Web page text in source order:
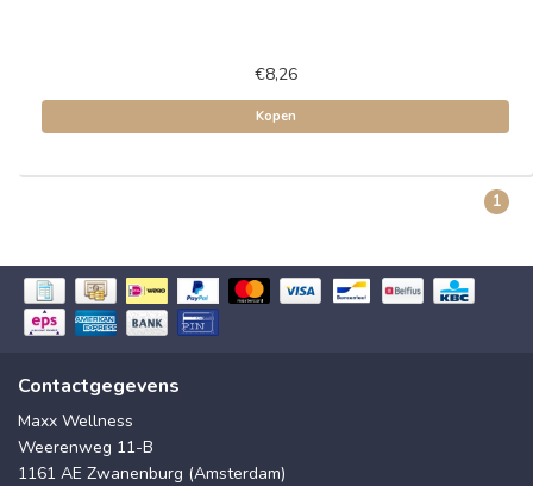
€8,26
Kopen
1
Contactgegevens
Maxx Wellness
Weerenweg 11-B
1161 AE Zwanenburg (Amsterdam)